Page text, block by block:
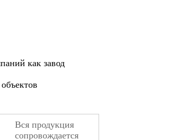
как завод
Вся продукция
сопровождается